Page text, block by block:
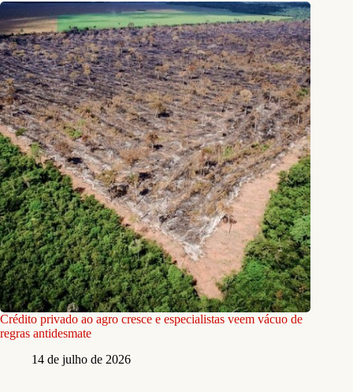
Crédito privado ao agro cresce e especialistas veem vácuo de
regras antidesmate
14 de julho de 2026